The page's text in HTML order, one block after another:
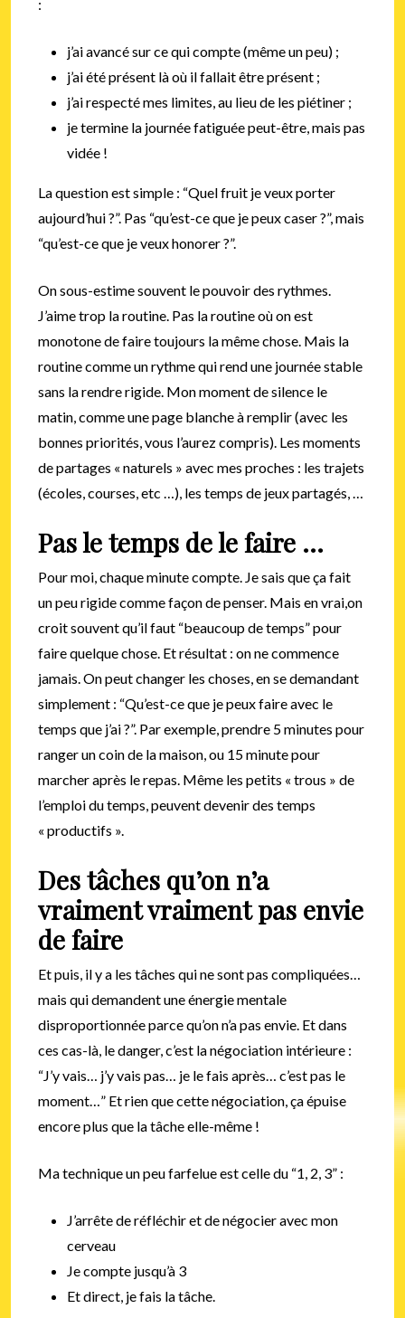
:
j’ai avancé sur ce qui compte (même un peu) ;
j’ai été présent là où il fallait être présent ;
j’ai respecté mes limites, au lieu de les piétiner ;
je termine la journée fatiguée peut-être, mais pas
vidée !
La question est simple : “Quel fruit je veux porter
aujourd’hui ?”. Pas “qu’est-ce que je peux caser ?”, mais
“qu’est-ce que je veux honorer ?”.
On sous-estime souvent le pouvoir des rythmes.
J’aime trop la routine. Pas la routine où on est
monotone de faire toujours la même chose. Mais la
routine comme un rythme qui rend une journée stable
sans la rendre rigide. Mon moment de silence le
matin, comme une page blanche à remplir (avec les
bonnes priorités, vous l’aurez compris). Les moments
de partages « naturels » avec mes proches : les trajets
(écoles, courses, etc …), les temps de jeux partagés, …
Pas le temps de le faire …
Pour moi, chaque minute compte. Je sais que ça fait
un peu rigide comme façon de penser. Mais en vrai,on
croit souvent qu’il faut “beaucoup de temps” pour
faire quelque chose. Et résultat : on ne commence
jamais. On peut changer les choses, en se demandant
simplement : “Qu’est-ce que je peux faire avec le
temps que j’ai ?”. Par exemple, prendre 5 minutes pour
ranger un coin de la maison, ou 15 minute pour
marcher après le repas. Même les petits « trous » de
l’emploi du temps, peuvent devenir des temps
« productifs ».
Des tâches qu’on n’a
vraiment vraiment pas envie
de faire
Et puis, il y a les tâches qui ne sont pas compliquées…
mais qui demandent une énergie mentale
disproportionnée parce qu’on n’a pas envie. Et dans
ces cas-là, le danger, c’est la négociation intérieure :
“J’y vais… j’y vais pas… je le fais après… c’est pas le
moment…” Et rien que cette négociation, ça épuise
encore plus que la tâche elle-même !
Ma technique un peu farfelue est celle du “1, 2, 3” :
J’arrête de réfléchir et de négocier avec mon
cerveau
Je compte jusqu’à 3
Et direct, je fais la tâche.